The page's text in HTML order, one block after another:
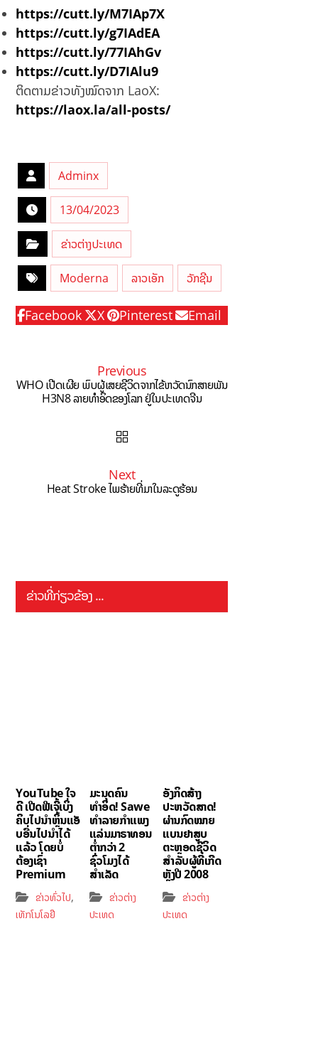
https://cutt.ly/M7IAp7X
https://cutt.ly/g7IAdEA
https://cutt.ly/77IAhGv
https://cutt.ly/D7IAlu9
ຕິດຕາມຂ່າວທັງໝົດຈາກ LaoX:
https://laox.la/all-posts/
Adminx
13/04/2023
ຂ່າວຕ່າງປະເທດ
Moderna ລາວເອັກ ວັກຊີນ
Facebook X Pinterest Email
Previous
WHO ເປີດເຜີຍ ພົບຜູ້ເສຍຊີວິດຈາກໄຂ້ຫວັດນົກສາຍພັນ
H3N8 ລາຍທຳອິດຂອງໂລກ ຢູ່ໃນປະເທດຈີນ
Next
Heat Stroke ໄພຮ້າຍທີ່ມາໃນລະດູຮ້ອນ
ຂ່າວທີ່ກ່ຽວຂ້ອງ ...
YouTube ໃຈ
ດີ ເປີດຟີເຈີ້ເບິ່ງ
ຄິບໄປນຳຫຼິ້ນແອັ
ບອື່ນໄປນຳໄດ້
ແລ້ວ ໂດຍບໍ່
ຕ້ອງເຊົ່າ
Premium
ຂ່າວທົ່ວໄປ,
ເທັກໂນໂລຢີ
ມະນຸດຄົນ
ທຳອິດ! Sawe
ທຳລາຍກຳແພງ
ແລ່ນມາຣາທອນ
ຕ່ຳກວ່າ 2
ຊົ່ວໂມງໄດ້
ສຳເລັດ
ຂ່າວຕ່າງ
ປະເທດ
ອັງກິດສ້າງ
ປະຫວັດສາດ!
ຜ່ານກົດໝາຍ
ແບນຢາສູບ
ຕະຫຼອດຊີວິດ
ສຳລັບຜູ້ທີ່ເກີດ
ຫຼັງປີ 2008
ຂ່າວຕ່າງ
ປະເທດ